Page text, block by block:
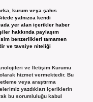
kurum veya şahıs
yalnızca kendi
yer alan içerikler haber
hakkında paylaşım
benzerlikleri tamamen
ve tavsiye niteliği
ve İletişim Kurumu
hizmet vermektedir. Bu
veya araştırma
yazdıkları içeriklerin
bu sorumluluğu kabul